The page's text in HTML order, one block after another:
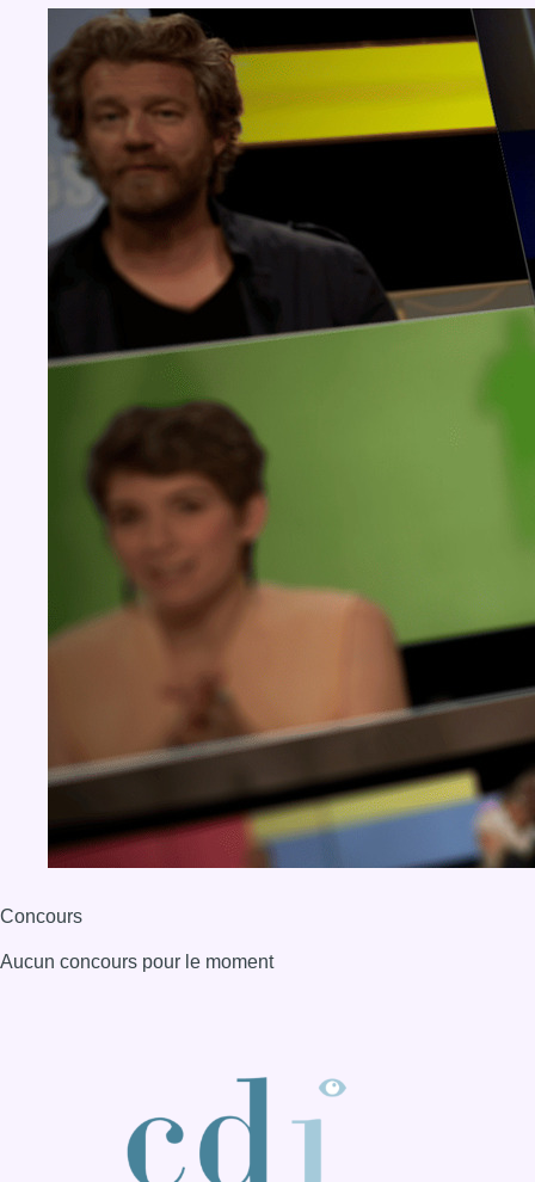
Concours
Aucun concours pour le moment